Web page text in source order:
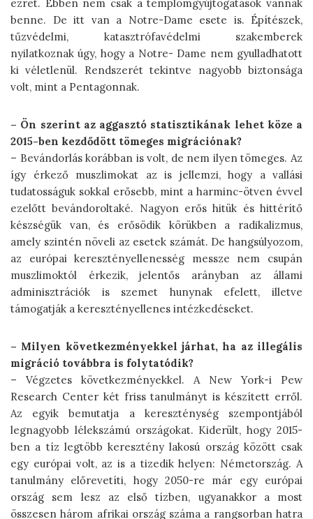
ezret. Ebben nem csak a templomgyújtogatások vannak
benne. De itt van a ­Notre-Dame esete is. Építészek,
tűzvédelmi, katasztrófavédelmi szakemberek
nyilatkoznak úgy, hogy a Notre- Dame nem gyulladhatott
ki véletlenül. Rendszerét tekintve nagyobb biztonsága
volt, mint a Pentagonnak.
– Ön szerint az aggasztó statisztikának lehet köze a
2015-ben kezdődött tömeges migrációnak?
– Bevándorlás korábban is volt, de nem ilyen tömeges. Az
így érkező muszlimokat az is jellemzi, hogy a vallási
tudatosságuk sokkal erősebb, mint a harminc-ötven évvel
ezelőtt bevándoroltaké. Nagyon erős hitük és hittérítő
készségük van, és erősödik körükben a radikalizmus,
amely szintén növeli az esetek számát. De hangsúlyozom,
az európai keresztényellenesség messze nem csupán
muszlimoktól érkezik, jelentős arányban az állami
adminisztrációk is szemet hunynak efelett, illetve
támogatják a keresztényellenes intézkedéseket.
– Milyen következményekkel járhat, ha az illegális
migráció továbbra is folytatódik?
– Végzetes következményekkel. A New York-i Pew
Research Center két friss tanulmányt is készített erről.
Az egyik bemutatja a kereszténység szempontjából
legnagyobb lélekszámú országokat. Kiderült, hogy 2015-
ben a tíz legtöbb keresztény lakosú ország között csak
egy európai volt, az is a tizedik helyen: Németország. A
tanulmány előrevetíti, hogy 2050-re már egy európai
ország sem lesz az első tízben, ugyanakkor a most
összesen három afrikai ország száma a rangsorban hatra